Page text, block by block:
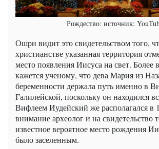
Рождество: источник:
Ошри видит это свидетельством того,
христианстве указанная территория
место появления Иисуса на свет. Более
кажется ученому, что дева Мария из
беременности держала путь именно в
Галилейской, поскольку он находился
Вифлеем Иудейский же располагался в
внимание археолог и на свидетельство
известное вероятное место рождения
было заселенным.